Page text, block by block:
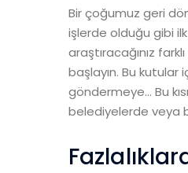
Bir çoğumuz geri
işlerde olduğu gibi
araştıracağınız
başlayın. Bu kutular
göndermeye… Bu
belediyelerde veya